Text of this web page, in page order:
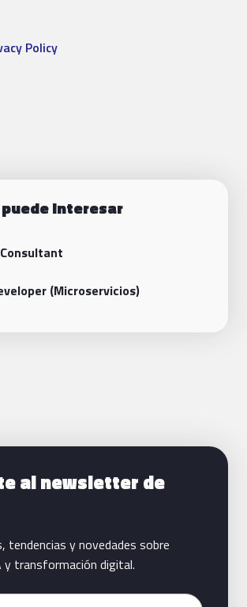
Policy
interesar
(Microservicios)
con Bluetab
al newsletter de
tendencias y novedades sobre
y transformación digital.